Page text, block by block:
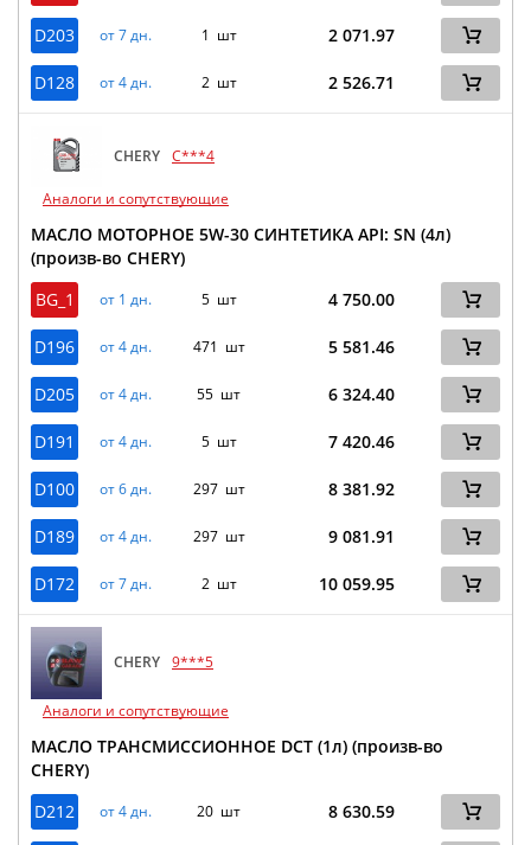
D203 от 7 дн. 1 шт 2 071.97
D128 от 4 дн. 2 шт 2 526.71
CHERY C***4
Аналоги и сопутствующие
МАСЛО МОТОРНОЕ 5W-30 СИНТЕТИКА API: SN (4л)
(произв-во CHERY)
BG_1
от 1 дн. 5 шт 4 750.00
D196 от 4 дн. 471 шт 5 581.46
D205 от 4 дн. 55 шт 6 324.40
D191 от 4 дн. 5 шт 7 420.46
D100 от 6 дн. 297 шт 8 381.92
D189 от 4 дн. 297 шт 9 081.91
D172 от 7 дн. 2 шт 10 059.95
CHERY 9***5
Аналоги и сопутствующие
МАСЛО ТРАНСМИССИОННОЕ DCT (1л) (произв-во
CHERY)
D212
от 4 дн. 20 шт 8 630.59